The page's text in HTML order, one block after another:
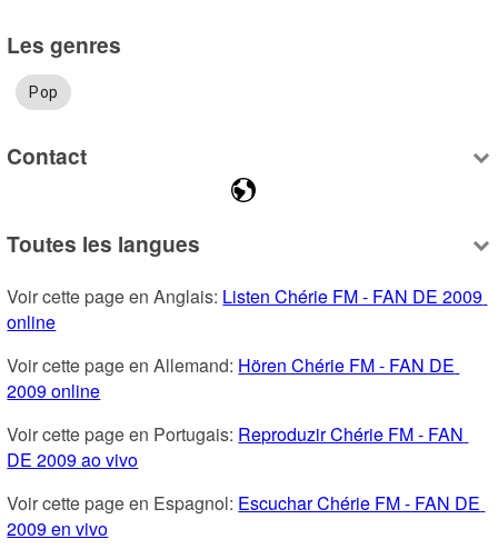
Les genres
Pop
Contact
Toutes les langues
Voir cette page en Anglais: Listen Chérie FM - FAN DE 2009
online
Voir cette page en Allemand: Hören Chérie FM - FAN DE
2009 online
Voir cette page en Portugais: Reproduzir Chérie FM - FAN
DE 2009 ao vivo
Voir cette page en Espagnol: Escuchar Chérie FM - FAN DE
2009 en vivo